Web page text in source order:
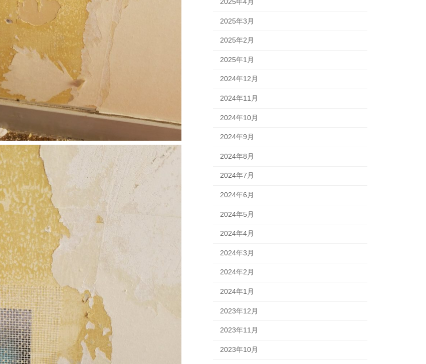
2025年3月
2025年2月
2025年1月
2024年12月
2024年11月
2024年10月
2024年9月
2024年8月
2024年7月
2024年6月
2024年5月
2024年4月
2024年3月
2024年2月
2024年1月
2023年12月
2023年11月
2023年10月